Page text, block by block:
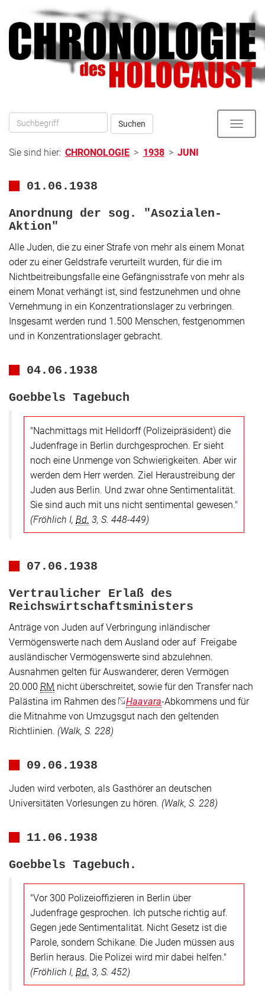
Hauptnavigation
Inhalt
Suchen
Toggle
Sie sind hier: CHRONOLOGIE > 1938 > JUNI
01.06.1938
Anordnung der sog. "Asozialen-
Aktion"
Alle Juden, die zu einer Strafe von mehr als einem Monat
oder zu einer Geldstrafe verurteilt wurden, für die im
Nichtbeitreibungsfalle eine Gefängnisstrafe von mehr als
einem Monat verhängt ist, sind festzunehmen und ohne
Vernehmung in ein Konzentrationslager zu verbringen.
Insgesamt werden rund 1.500 Menschen, festgenommen
und in Konzentrationslager gebracht.
04.06.1938
Goebbels Tagebuch
"Nachmittags mit Helldorff (Polizeipräsident) die
Judenfrage in Berlin durchgesprochen. Er sieht
noch eine Unmenge von Schwierigkeiten. Aber wir
werden dem Herr werden. Ziel Heraustreibung der
Juden aus Berlin. Und zwar ohne Sentimentalität.
Sie sind auch mit uns nicht sentimental gewesen."
(Fröhlich I, Bd. 3, S. 448-449)
07.06.1938
Vertraulicher Erlaß des
Reichswirtschaftsministers
Anträge von Juden auf Verbringung inländischer
Vermögenswerte nach dem Ausland oder auf Freigabe
ausländischer Vermögenswerte sind abzulehnen.
Ausnahmen gelten für Auswanderer, deren Vermögen
20.000 RM nicht überschreitet, sowie für den Transfer nach
Palästina im Rahmen des
Haavara-Abkommens und für
die Mitnahme von Umzugsgut nach den geltenden
Richtlinien. (Walk, S. 228)
09.06.1938
Juden wird verboten, als Gasthörer an deutschen
Universitäten Vorlesungen zu hören. (Walk, S. 228)
11.06.1938
Goebbels Tagebuch.
"Vor 300 Polizeioffizieren in Berlin über
Judenfrage gesprochen. Ich putsche richtig auf.
Gegen jede Sentimentalität. Nicht Gesetz ist die
Parole, sondern Schikane. Die Juden müssen aus
Berlin heraus. Die Polizei wird mir dabei helfen."
(Fröhlich I, Bd. 3, S. 452)